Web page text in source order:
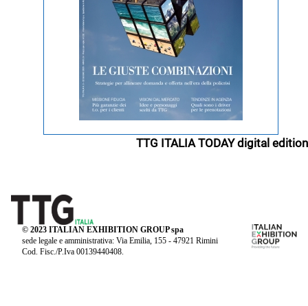
TTG ITALIA TODAY digital edition
© 2023 ITALIAN EXHIBITION GROUP spa
sede legale e amministrativa: Via Emilia, 155 - 47921 Rimini
Cod. Fisc./P.Iva 00139440408.